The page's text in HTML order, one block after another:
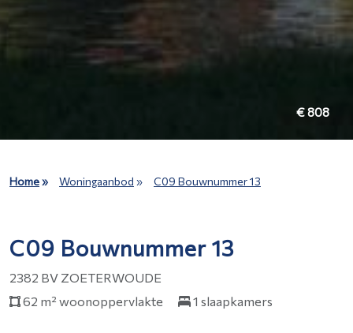
€ 808
Home» Woningaanbod » C09 Bouwnummer 13
C09 Bouwnummer 13
2382 BV ZOETERWOUDE
62 m² woonoppervlakte
1 slaapkamers